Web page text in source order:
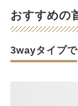
おすすめの
3wayタイプ